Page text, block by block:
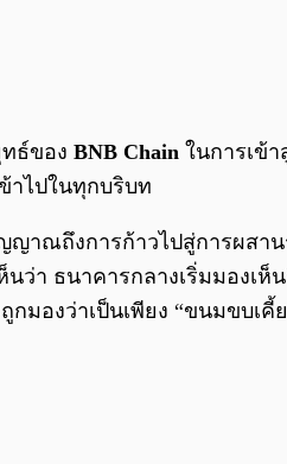
ธ์ของ BNB Chain ในการเข้
าไปในทุกบริบท
ณถึงการก้าวไปสู่การผสานร
ห็นว่า ธนาคารกลางเริ่มมอง
งว่าเป็นเพียง “ขนมขบเคี้ย